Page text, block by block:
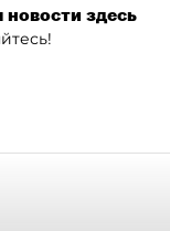
здесь